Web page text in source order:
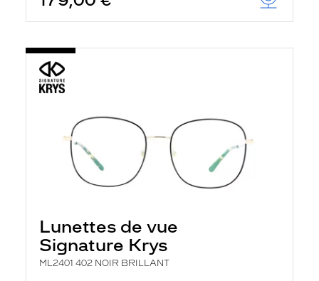
Lunettes de vue
Signature Krys
ML2401 402 NOIR BRILLANT